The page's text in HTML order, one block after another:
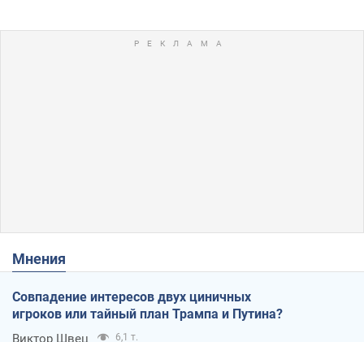
Мнения
Совпадение интересов двух циничных
игроков или тайный план Трампа и Путина?
Виктор Швец 6,1 т.